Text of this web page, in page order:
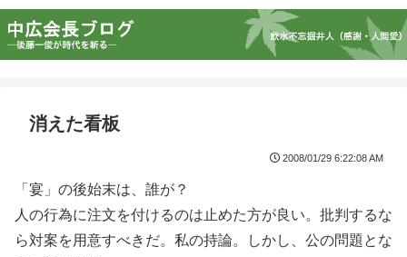
消えた看板
2008/01/29 6:22:08 AM
「宴」の後始末は、誰が？
人の行為に注文を付けるのは止めた方が良い。批判するな
ら対案を用意すべきだ。私の持論。しかし、公の問題とな